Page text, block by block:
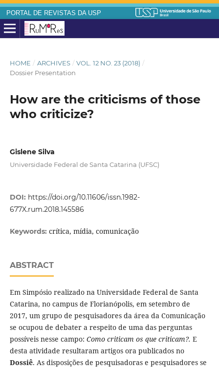
PORTAL DE REVISTAS DA USP
HOME / ARCHIVES / VOL. 12 NO. 23 (2018) /
Dossier Presentation
How are the criticisms of those
who criticize?
Gislene Silva
Universidade Federal de Santa Catarina (UFSC)
DOI: https://doi.org/10.11606/issn.1982-
677X.rum.2018.145586
Keywords: crítica, mídia, comunicação
ABSTRACT
Em Simpósio realizado na Universidade Federal de Santa
Catarina, no campus de Florianópolis, em setembro de
2017, um grupo de pesquisadores da área da Comunicação
se ocupou de debater a respeito de uma das perguntas
possíveis nesse campo: Como criticam os que criticam?. E
desta atividade resultaram artigos ora publicados no
Dossiê. As disposições de pesquisadoras e pesquisadores se